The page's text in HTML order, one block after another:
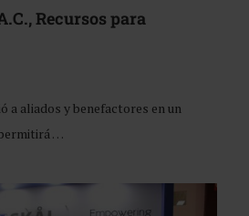
Recursos para
a aliados y benefactores en un
…